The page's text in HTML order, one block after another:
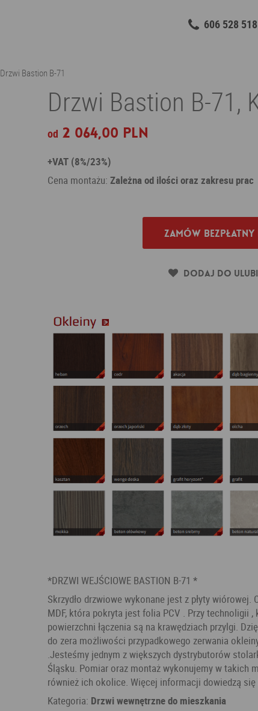
606 528 518
Drzwi Bastion B-71
Drzwi Bastion B-71,
od 2 064,00 PLN
+VAT (8%/23%)
Cena montażu: Zależna od ilości oraz zakresu prac
Zamów
Dodaj do
*DRZWI WEJŚCIOWE BASTION B-71 *
Skrzydło drzwiowe wykonane jest z płyty wiórowej.
MDF, która pokryta jest folia PCV . Przy technoligii
powierzchni łączenia są na krawędziach przylgi.
do zera możliwości przypadkowego zerwania
.Jesteśmy jednym z większych dystrybutorów
Śląsku. Pomiar oraz montaż wykonujemy w takich
również ich okolice. Więcej informacji dowiedzą się
Kategoria: Drzwi wewnętrzne do mieszkania